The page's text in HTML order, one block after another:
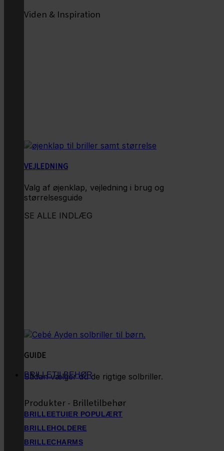
Viden & Inspiration
VEJLEDNING
Valg af øjenklap, vejledning i brug og
størrelsesguide
SE ALLE INDLÆG
GUIDE
Sådan vælger du de rigtige solbriller.
BRILLETILBEHØR
Produkter - Brilletilbehør
BRILLEETUIER
BRILLEHOLDERE
BRILLECHARMS